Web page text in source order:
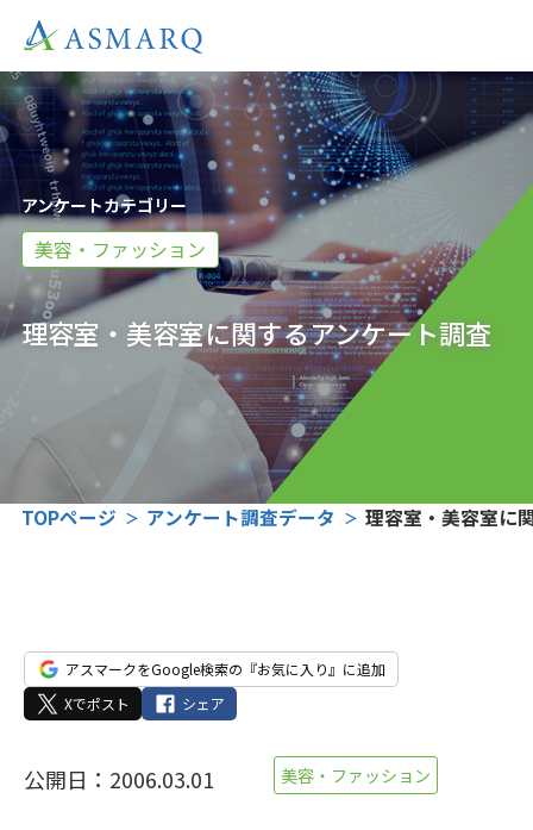
アンケートカテゴリー
美容・ファッション
理容室・美容室に関するアンケート調査
TOPページ アンケート調査データ 理容室・美容室に
アスマークをGoogle検索の『お気に入り』に追加
Xでポスト
シェア
公開日：2006.03.01 美容・ファッション